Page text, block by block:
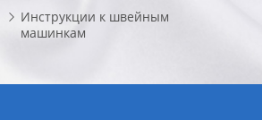
Инструкции к швейным
машинкам